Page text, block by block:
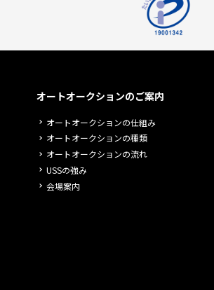
オートオークションのご案内
オートオークションの仕組み
オートオークションの種類
オートオークションの流れ
USSの強み
会場案内